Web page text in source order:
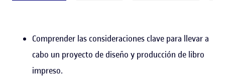
Comprender las consideraciones clave para llevar a
cabo un proyecto de diseño y producción de libro
impreso.